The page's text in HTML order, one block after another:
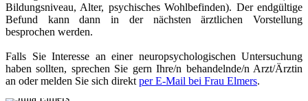
Bildungsniveau, Alter, psychisches Wohlbefinden). Der endgültige
Befund kann dann in der nächsten ärztlichen Vorstellung
besprochen werden.
Falls Sie Interesse an einer neuropsychologischen Untersuchung
haben sollten, sprechen Sie gern Ihre/n behandelnde/n Arzt/Ärztin
an oder melden Sie sich direktper E-Mail bei Frau Elmers.